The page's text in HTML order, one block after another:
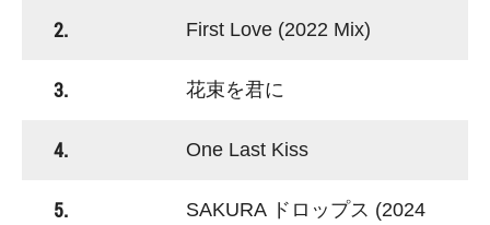
2. First Love (2022 Mix)
3. 花束を君に
4. One Last Kiss
5.
SAKURA ドロップス (2024